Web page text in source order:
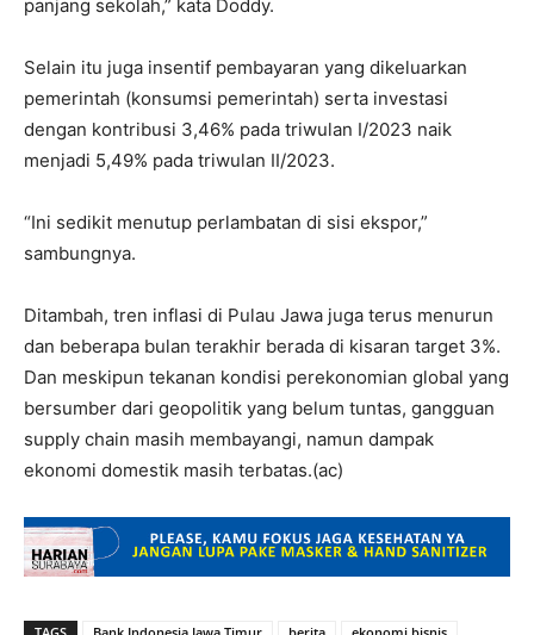
panjang sekolah,” kata Doddy.
Selain itu juga insentif pembayaran yang dikeluarkan
pemerintah (konsumsi pemerintah) serta investasi
dengan kontribusi 3,46% pada triwulan I/2023 naik
menjadi 5,49% pada triwulan II/2023.
“Ini sedikit menutup perlambatan di sisi ekspor,”
sambungnya.
Ditambah, tren inflasi di Pulau Jawa juga terus menurun
dan beberapa bulan terakhir berada di kisaran target 3%.
Dan meskipun tekanan kondisi perekonomian global yang
bersumber dari geopolitik yang belum tuntas, gangguan
supply chain masih membayangi, namun dampak
ekonomi domestik masih terbatas.(ac)